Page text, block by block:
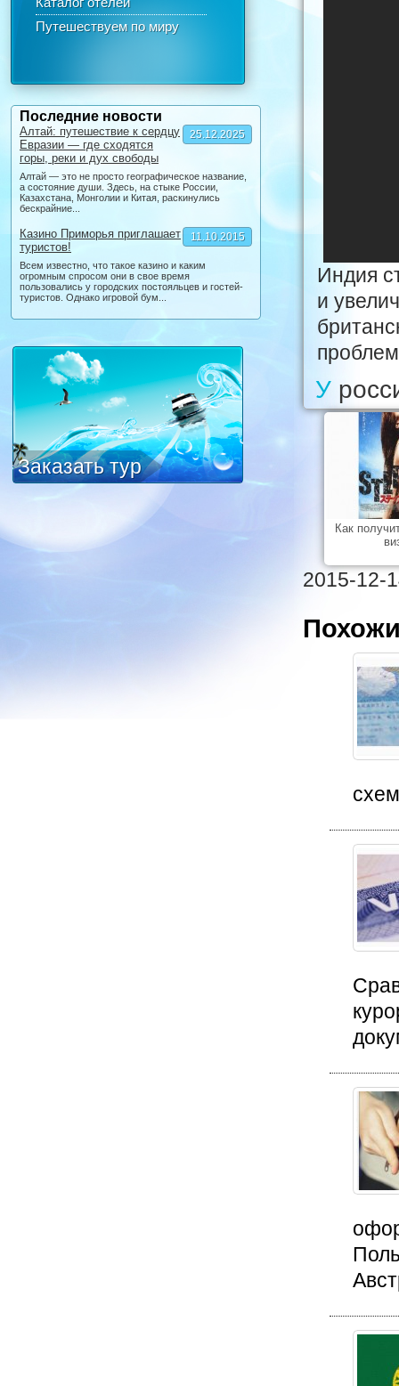
Путешествуем по миру
Последние новости
25.12.2025
Алтай: путешествие к сердцу
Евразии — где сходятся
горы, реки и дух свободы
Алтай — это не просто географическое название,
а состояние души. Здесь, на стыке России,
Казахстана, Монголии и Китая, раскинулись
бескрайние...
11.10.2015
Казино Приморья приглашает
туристов!
Всем известно, что такое казино и каким
огромным спросом они в свое время
пользовались у городских постояльцев и гостей-
туристов. Однако игровой бум...
Заказать тур
Индия
и
У
Как
2015-12-